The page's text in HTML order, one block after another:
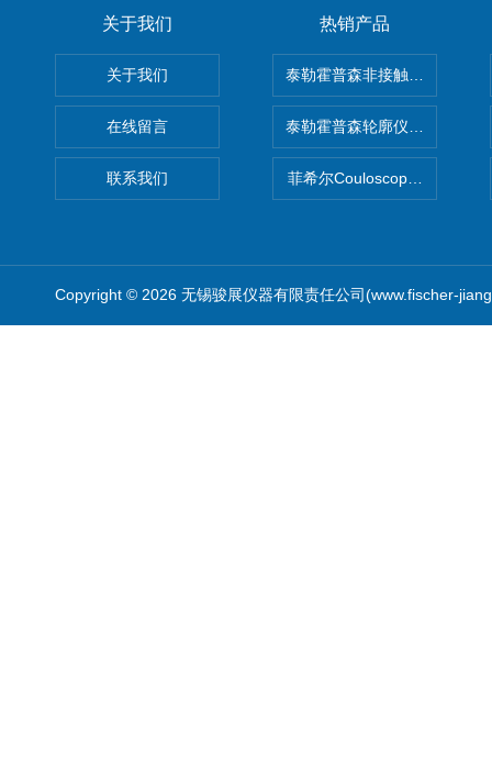
关于我们
关于我们
在线留言
联系我们
热销产品
泰勒霍普森非接触式轮廓仪
泰勒霍普森轮廓仪|TAYLOR
菲希尔Couloscope CMS2电
Copyright © 2026 无锡骏展仪器有限责任公司(www.fischer-